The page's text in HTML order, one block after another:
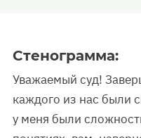
Стенограмма:
Уважаемый суд!
каждого из нас были
у меня были